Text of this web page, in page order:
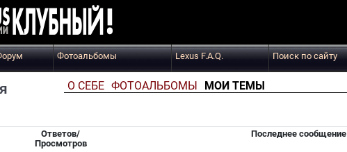
Фотоальбомы Lexus F.A.Q. Поиск по сайту
О СЕБЕ ФОТОАЛЬБОМЫ МОИ ТЕМЫ
Ответов/
Просмотров
Последнее сообщение